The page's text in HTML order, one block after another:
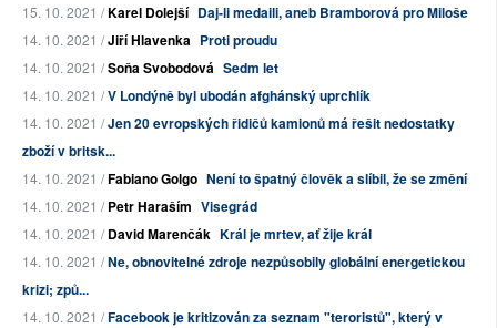
15. 10. 2021 /Karel Dolejší Daj-li medaili, aneb Bramborová pro Miloše
14. 10. 2021 /Jiří Hlavenka Proti proudu
14. 10. 2021 /Soňa Svobodová Sedm let
14. 10. 2021 /V Londýně byl ubodán afghánský uprchlík
14. 10. 2021 /Jen 20 evropských řidičů kamionů má řešit nedostatky
zboží v britsk...
14. 10. 2021 /Fabiano Golgo Není to špatný člověk a slíbil, že se změní
14. 10. 2021 /Petr Haraším Visegrád
14. 10. 2021 /David Marenčák Král je mrtev, ať žije král
14. 10. 2021 /Ne, obnovitelné zdroje nezpůsobily globální energetickou
krizi; způ...
14. 10. 2021 /Facebook je kritizován za seznam "teroristů", který v